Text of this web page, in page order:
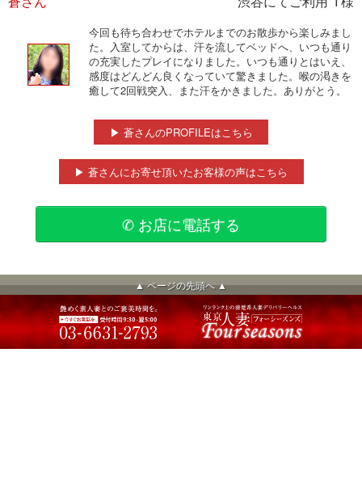
今回も待ち合わせでホテルまでのお散歩から楽しみまし
た。入室してからは、汗を流してベッドへ、いつも通り
の充実したプレイになりました。いつも通りとはいえ、
感度はどんどん良くなっていて驚きました。喉の渇きを
癒して2回戦突入、また汗をかきました。ありがとう。
▶ 蒼さんのPROFILEはこちら
▶ 蒼さんにお寄せ頂いたお客様の声はこちら
✆ お店に電話する
▲ ページの先頭へ ▲